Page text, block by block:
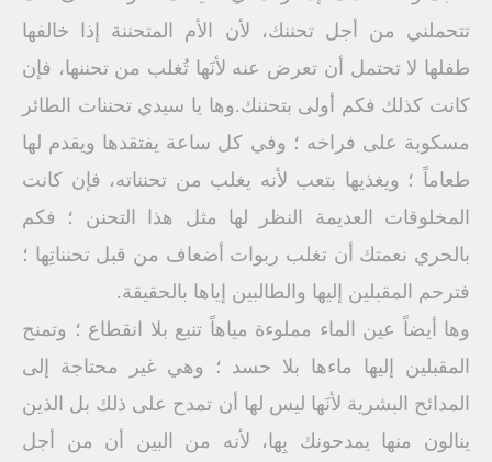
تتحملني من أجل تحننك، لأن الأم المتحننة إذا خالفها
طفلها لا تحتمل أن تعرض عنه لأنَها تُغلب من تحننها، فإن
كانت كذلك فكم أولى بتحننك.وها يا سيدي تحننات الطائر
مسكوبة على فراخه ؛ وفي كل ساعة يفتقدها ويقدم لها
طعاماً ؛ ويغذيها بتعب لأنه يغلب من تحنناته، فإن كانت
المخلوقات العديمة النظر لها مثل هذا التحنن ؛ فكم
بالحري نعمتك أن تغلب ربوات أضعاف من قبل تحنناتِها ؛
فترحم المقبلين إليها والطالبين إياها بالحقيقة.
وها أيضاً عين الماء مملوءة مياهاً تنبع بلا انقطاع ؛ وتمنح
المقبلين إليها ماءها بلا حسد ؛ وهي غير محتاجة إلى
المدائح البشرية لأنَها ليس لها أن تمدح على ذلك بل الذين
ينالون منها يمدحونك بِها، لأنه من البين أن من أجل